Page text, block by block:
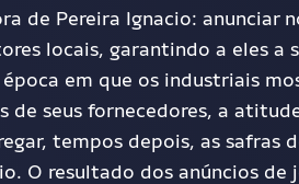
de Pereira Ignacio: anunciar
locais, garantindo a eles a
em que os industriais
de seus fornecedores, a
tempos depois, as safras
O resultado dos anúncios